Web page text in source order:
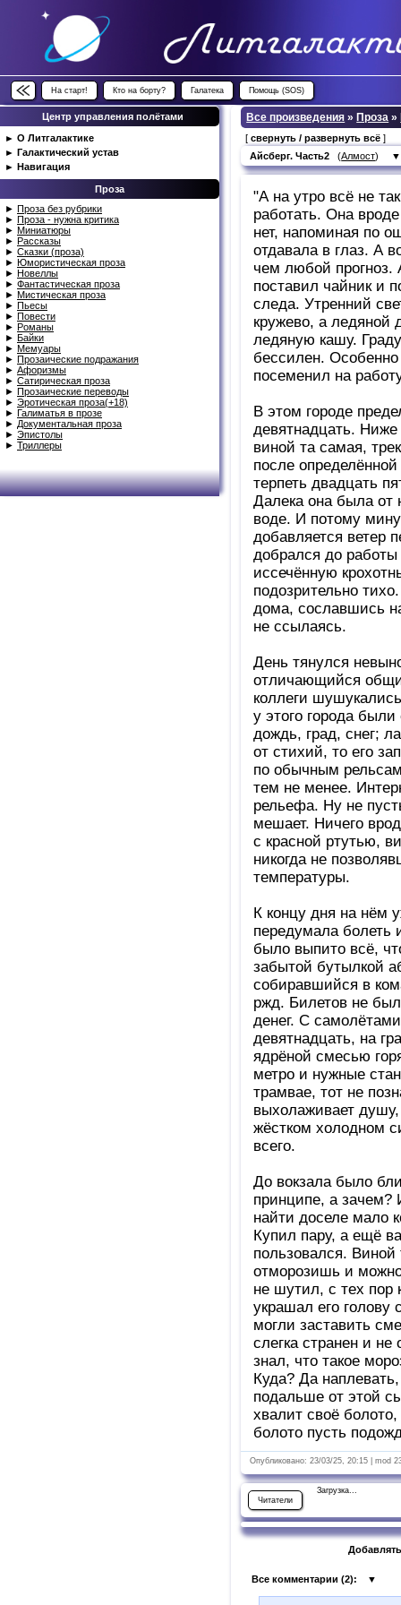
На старт! Кто на борту? Галатека Помощь (SOS)
Центр управления полётами
► О Литгалактике
► Галактический устав
► Навигация
Проза
► Проза без рубрики
► Проза - нужна критика
► Миниатюры
► Рассказы
► Сказки (проза)
► Юмористическая проза
► Новеллы
► Фантастическая проза
► Мистическая проза
► Пьесы
► Повести
► Романы
► Байки
► Мемуары
► Прозаические подражания
► Афоризмы
► Сатирическая проза
► Прозаические переводы
► Эротическая проза(+18)
► Галиматья в прозе
► Документальная проза
► Эпистолы
► Триллеры
Все произведения » Проза »
[свернуть / развернуть всё ]
Айсберг. Часть2 (Алмост) ▼
"А на утро всё не
работать. Она
нет, напоминая по
отдавала в глаз. А
чем любой прогноз.
поставил чайник и
следа. Утренний
кружево, а ледяной
ледяную кашу.
бессилен.
посеменил на
В этом городе
девятнадцать.
виной та самая,
после
терпеть двадцать
Далека она была от
воде. И потому
добавляется ветер
добрался до
иссечённую
подозрительно
дома, сославшись
не ссылаясь.
День тянулся
отличающийся
коллеги
у этого города
дождь, град, снег;
от стихий, то его
по обычным
тем не менее.
рельефа. Ну не
мешает. Ничего
с красной ртутью,
никогда не
температуры.
К концу дня на нём
передумала болеть
было выпито всё,
забытой бутылкой
собиравшийся в
ржд. Билетов не
денег. С
девятнадцать, на
ядрёной смесью
метро и нужные
трамвае, тот не
выхолаживает
жёстком холодном
всего.
До вокзала было
принципе, а зачем?
найти доселе мало
Купил пару, а ещё
пользовался.
отморозишь и
не шутил, с тех пор
украшал его голову
могли заставить
слегка странен и
знал, что такое
Куда? Да
подальше от этой
хвалит своё
болото пусть
Опубликовано: 23/03/25, 20:15 | mod
Читатели
Загрузка...
Все комментарии (2): ▼